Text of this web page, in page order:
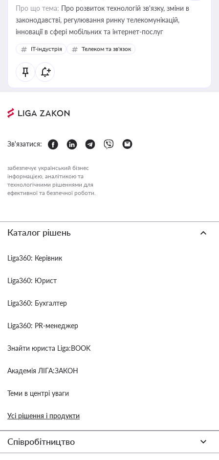
Про що тема: Про розвиток технологій зв'язку, зміни в
законодавстві, регулювання ринку телекомунікацій,
інновації в сфері мобільних та інтернет-послуг
IT-індустрія Телеком та зв'язок
Зв'язатися:
забезпечує український бізнес
інформацією, аналітикою та
технологічними рішеннями для
ефективної та безпечної роботи.
Каталог рішень
Liga360: Керівник
Liga360: Юрист
Liga360: Бухгалтер
Liga360: PR-менеджер
Знайти юриста Liga:BOOK
Академія ЛІГА:ЗАКОН
Теми в центрі уваги
Усі рішення і продукти
Співробітництво